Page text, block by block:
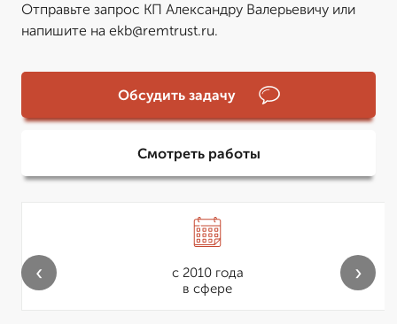
Отправьте запрос КП Александру Валерьевичу или
напишите на ekb@remtrust.ru.
Обсудить задачу
Смотреть работы
с 2010 года
в сфере
‹ ›